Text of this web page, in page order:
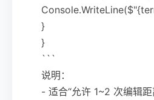
}
}
```
说明：
- 适合“允许 1~2 次编辑距